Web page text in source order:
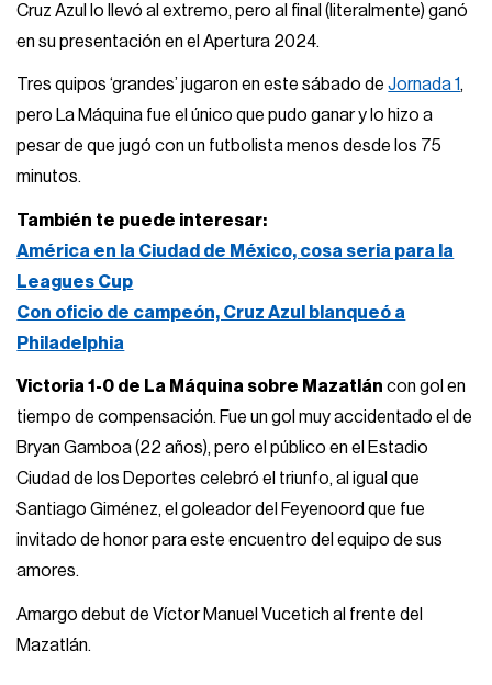
Cruz Azul lo llevó al extremo, pero al final (literalmente) ganó
en su presentación en el Apertura 2024.
Tres quipos ‘grandes’ jugaron en este sábado deJornada 1,
pero La Máquina fue el único que pudo ganar y lo hizo a
pesar de que jugó con un futbolista menos desde los 75
minutos.
También te puede interesar:
América en la Ciudad de México, cosa seria para la
Leagues Cup
Con oficio de campeón, Cruz Azul blanqueó a
Philadelphia
Victoria 1-0 de La Máquina sobre Mazatlán con gol en
tiempo de compensación. Fue un gol muy accidentado el de
Bryan Gamboa (22 años), pero el público en el Estadio
Ciudad de los Deportes celebró el triunfo, al igual que
Santiago Giménez, el goleador del Feyenoord que fue
invitado de honor para este encuentro del equipo de sus
amores.
Amargo debut de Víctor Manuel Vucetich al frente del
Mazatlán.